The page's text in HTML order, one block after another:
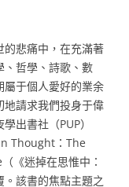
的悲痛中，在充滿著
、哲學、詩歌、數
屬于個人愛好的業余
地請求我們投身于偉
出書社（PUP）
Thought：The
《迷掉在思惟中：
該書的焦點主題之